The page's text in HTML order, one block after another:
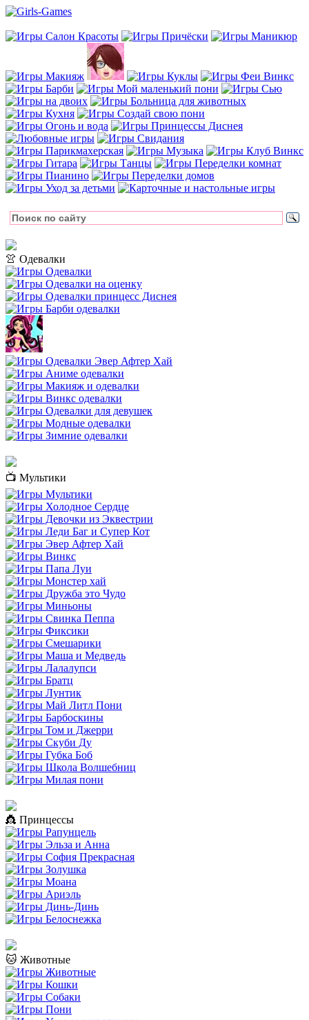
👚 Одевалки
📺 Мультики
👸 Принцессы
🐱 Животные